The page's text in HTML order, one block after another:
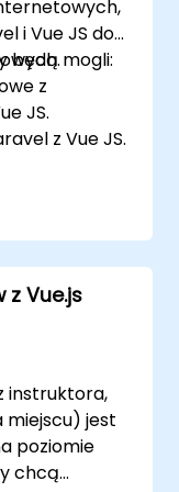
i Vue JS do
będą mogli:
z
JS.
z Vue JS.
z Vue.js
instruktora,
miejscu) jest
poziomie
chcą